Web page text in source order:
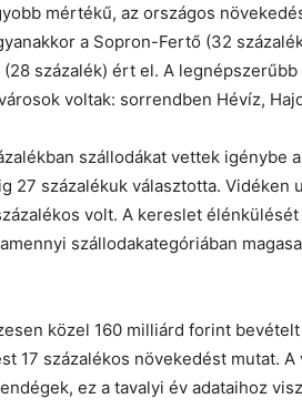
mértékű, az országos
a Sopron-Fertő (32
százalék) ért el. A
voltak: sorrendben Hévíz,
szállodákat vettek igénybe
27 százalékuk választotta. Vidéken
volt. A kereslet
szállodakategóriában
közel 160 milliárd forint
17 százalékos növekedést mutat.
ez a tavalyi év adataihoz